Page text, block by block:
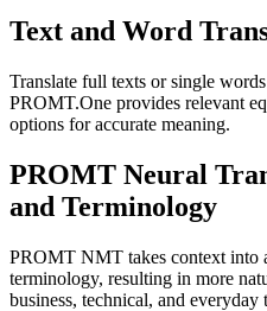
Text and Word
Translate full texts or single
PROMT.One provides relevant
options for accurate meaning.
PROMT Neural
and Terminology
PROMT NMT takes context into
terminology, resulting in more
business, technical, and everyday